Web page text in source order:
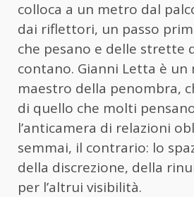
colloca a un metro dal
dai riflettori, un passo
che pesano e delle strette
contano. Gianni Letta è un
maestro della penombra,
di quello che molti
l’anticamera di relazioni
semmai, il contrario: lo
della discrezione, della
per l’altrui visibilità.